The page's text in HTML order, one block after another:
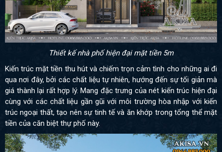
Thiết kế nhà phố hiện đại mặt tiền 5m
Kiến trúc mặt tiền thu hút và chiếm trọn cảm tình cho những ai đi
qua nơi đây, bởi các chất liệu tự nhiên, hướng đến sự tối giản mà
giá thành lại rất hợp lý. Mang đặc trưng của nét kiến trúc hiện đại
cùng với các chất liệu gần gũi với môi trường hòa nhập với kiến
trúc ngoại thất, tạo nên sự tinh tế và ăn khớp trong tổng thể mặt
tiền của căn biệt thự phố này.